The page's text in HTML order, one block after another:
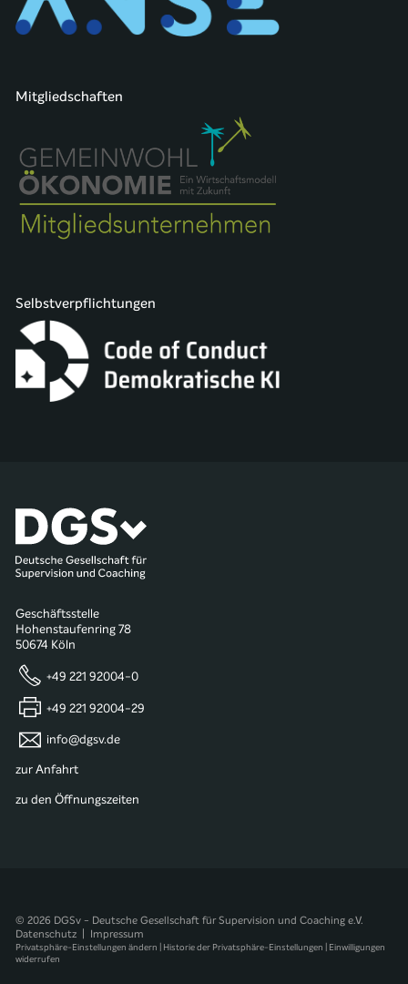
Mitgliedschaften
Selbstverpflichtungen
Geschäftsstelle
Hohenstaufenring 78
50674 Köln
+49 221 92004-0
+49 221 92004-29
info@dgsv.de
zur Anfahrt
zu den Öffnungszeiten
© 2026 DGSv - Deutsche Gesellschaft für Supervision und Coaching e.V.
Datenschutz
Impressum
Privatsphäre-Einstellungen ändern Historie der Privatsphäre-Einstellungen
Einwilligungen
widerrufen